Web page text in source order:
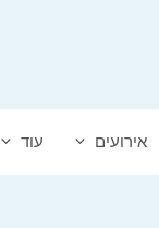
אירועים עוד